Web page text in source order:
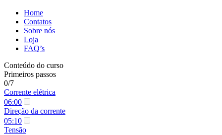
Home
Contatos
Sobre nós
Loja
FAQ’s
Conteúdo do curso
Primeiros passos
0/7
Corrente elétrica
06:00
Direção da corrente
05:10
Tensão